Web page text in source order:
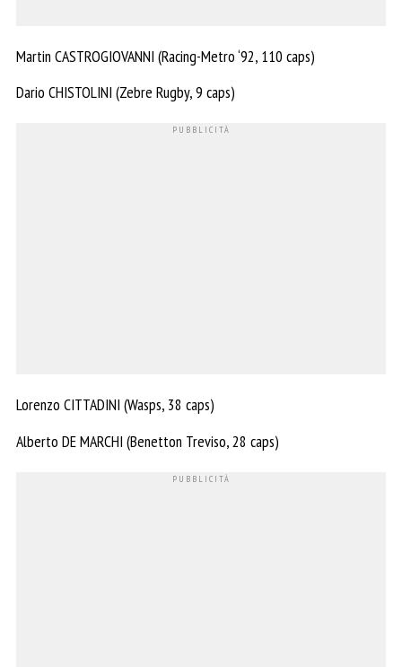
Martin CASTROGIOVANNI (Racing-Metro ‘92, 110 caps)
Dario CHISTOLINI (Zebre Rugby, 9 caps)
Lorenzo CITTADINI (Wasps, 38 caps)
Alberto DE MARCHI (Benetton Treviso, 28 caps)